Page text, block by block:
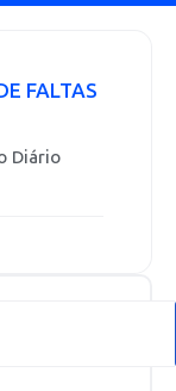
FALTAS
Diário